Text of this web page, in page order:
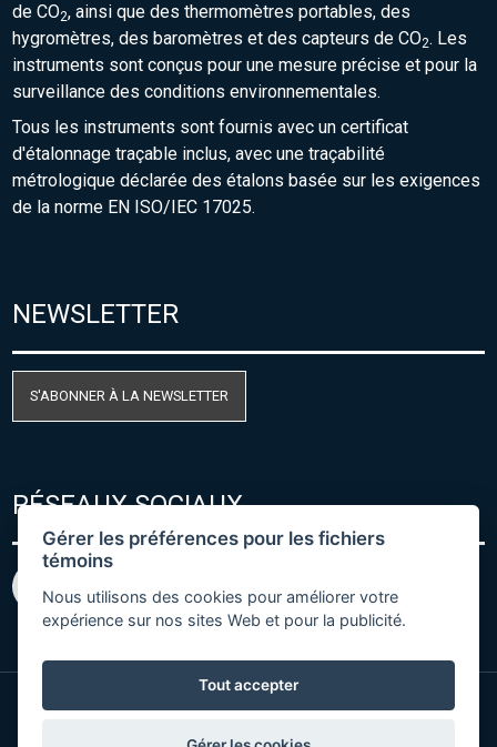
de CO2, ainsi que des thermomètres portables, des
hygromètres, des baromètres et des capteurs de CO2. Les
instruments sont conçus pour une mesure précise et pour la
surveillance des conditions environnementales.
Tous les instruments sont fournis avec un certificat
d'étalonnage traçable inclus, avec une traçabilité
métrologique déclarée des étalons basée sur les exigences
de la norme EN ISO/IEC 17025.
NEWSLETTER
S'ABONNER À LA NEWSLETTER
RÉSEAUX SOCIAUX
Gérer les préférences pour les fichiers
témoins
Nous utilisons des cookies pour améliorer votre
expérience sur nos sites Web et pour la publicité.
Tout accepter